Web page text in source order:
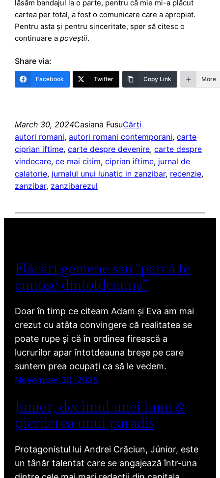
lăsăm bandajul la o parte, pentru că mie mi-a plăcut
cartea per total, a fost o comunicare care a apropiat.
Pentru asta și pentru sinceritate, sper să citesc o
continuare apoveștii.
Share via:
Facebook Twitter Copy Link More
March 30, 2024Casiana FusuCărți
autori romani, autori romani contemporani, carte
ciprian iftime, carte despre devenire, carte despre
vindecare, ce mai citim, ciprian iftime, jurnal de
calatorie, jurnalul unui lunatic in zanzibar, recenzie
zanzibar, zanzibarezul
Flăcări gemene sau “parcă te
cunosc dintotdeauna”
Doar în timp ce citeam Adam și Eva am mai
crezut cu atâta convingere că realitatea se
poate rupe și că în ordinea firească a
lucrurilor apar întotdeauna breșe pe care
suntem prea ocupați ca să le vedem.
November 30, 2025
Júnior, declinul unei lumi &
pierderea unui paradis
Protagonistul lui Andrei Crăciun, Júnior, este
un tânăr talentat care se angajează într-una